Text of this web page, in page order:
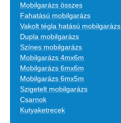
Mobilgarázs összes
Fahatású mobilgarázs
Vakolt tégla hatású mobilgarázs
Dupla mobilgarázs
Színes mobilgarázs
Mobilgarázs 4mx6m
Mobilgarázs 6mx6m
Mobilgarázs 6mx5m
Szigetelt mobilgarázs
Csarnok
Kutyaketrecek